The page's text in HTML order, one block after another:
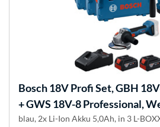
Bosch18V Profi Set, GBH
+ GWS 18V-8 Professional,
blau, 2x Li-Ion Akku 5,0Ah, in 3 L-